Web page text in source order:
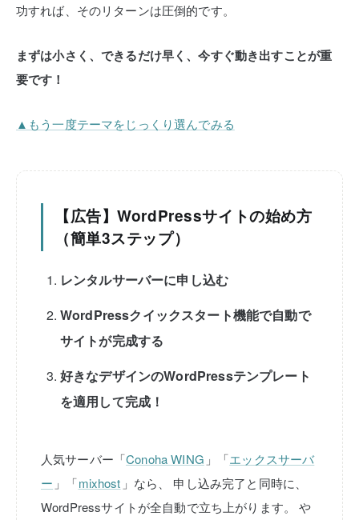
功すれば、そのリターンは圧倒的です。
まずは小さく、できるだけ早く、今すぐ動き出すことが重
要です！
▲もう一度テーマをじっくり選んでみる
【広告】WordPressサイトの始め方
（簡単3ステップ）
レンタルサーバーに申し込む
WordPressクイックスタート機能で自動で
サイトが完成する
好きなデザインのWordPressテンプレート
を適用して完成！
人気サーバー「Conoha WING 」「エックスサーバ
ー 」「mixhost 」なら、
申し込み完了と同時に、
WordPressサイトが全自動で立ち上がります。
や